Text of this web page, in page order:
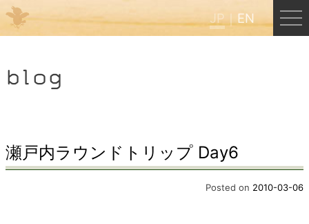
JP EN
HOME
blog
瀬戸内ラウンドトリップ Day6
Posted on 2010-03-06